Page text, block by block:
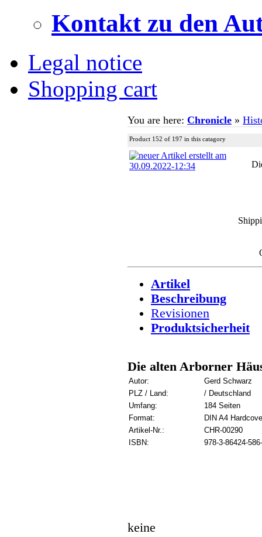
Kontakt zu den
Legal notice
Shopping cart
You are here: Chronicle »
Product 152 of 197 in this catagory
Artikel
Beschreibung
Revisionen
Produktsicherheit
Die alten Arborner
Autor:
Gerd Schwarz
PLZ / Land:
/ Deutschland
Umfang:
184 Seiten
Format:
DIN A4
Artikel-Nr.:
CHR-00290
ISBN:
978-3-86424-
keine